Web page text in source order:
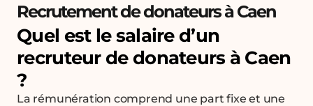
Recrutement de donateurs à Caen
Quel est le salaire d’un
recruteur de donateurs à Caen
?
La rémunération comprend une part fixe et une